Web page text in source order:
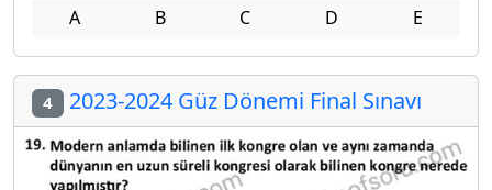
A B C D E
4 2023-2024 Güz Dönemi Final Sınavı